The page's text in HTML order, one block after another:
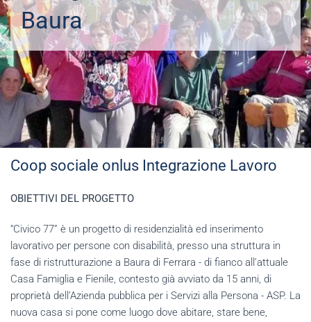
Baura
Coop sociale onlus Integrazione Lavoro
OBIETTIVI DEL PROGETTO
“Civico 77” è un progetto di residenzialità ed inserimento
lavorativo per persone con disabilità, presso una struttura in
fase di ristrutturazione a Baura di Ferrara - di fianco all’attuale
Casa Famiglia e Fienile, contesto già avviato da 15 anni, di
proprietà dell’Azienda pubblica per i Servizi alla Persona - ASP. La
nuova casa si pone come luogo dove abitare, stare bene,